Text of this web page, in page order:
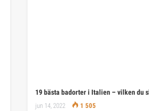
19 bästa badorter i Italien – vilken du
jun 14, 2022 1 505